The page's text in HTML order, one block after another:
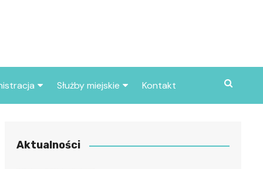
Służby miejskie
Policja
Kontakt
Aktualności